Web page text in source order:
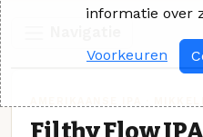
informatie over
Voorkeuren